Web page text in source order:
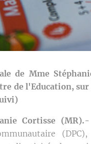
de Mme
de l'Education,
Cortisse (MR).-